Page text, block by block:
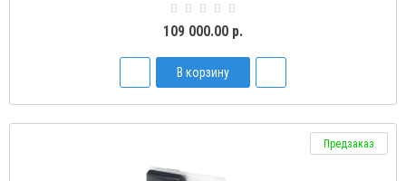
109 000.00 р.
В корзину
Предзаказ